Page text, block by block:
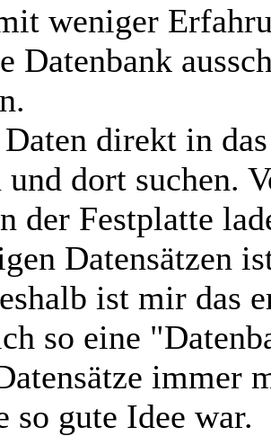
weniger
Datenbank
direkt in
dort suchen.
der Festplatte
Datensätzen
ist mir das
so eine
immer
so gute Idee war.